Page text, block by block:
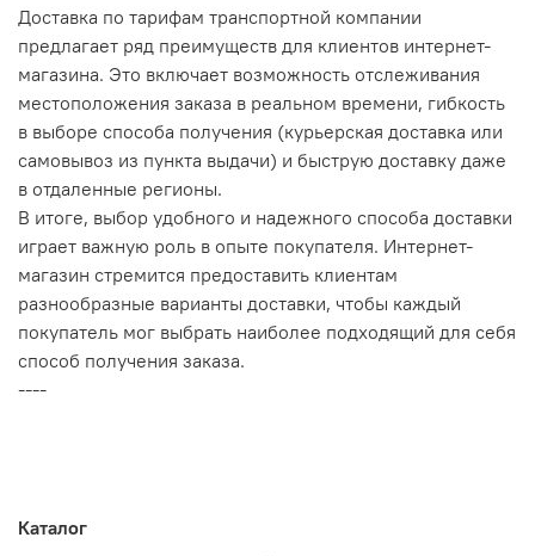
Доставка по тарифам транспортной компании
предлагает ряд преимуществ для клиентов интернет-
магазина. Это включает возможность отслеживания
местоположения заказа в реальном времени, гибкость
в выборе способа получения (курьерская доставка или
самовывоз из пункта выдачи) и быструю доставку даже
в отдаленные регионы.
В итоге, выбор удобного и надежного способа доставки
играет важную роль в опыте покупателя. Интернет-
магазин стремится предоставить клиентам
разнообразные варианты доставки, чтобы каждый
покупатель мог выбрать наиболее подходящий для себя
способ получения заказа.
----
Каталог